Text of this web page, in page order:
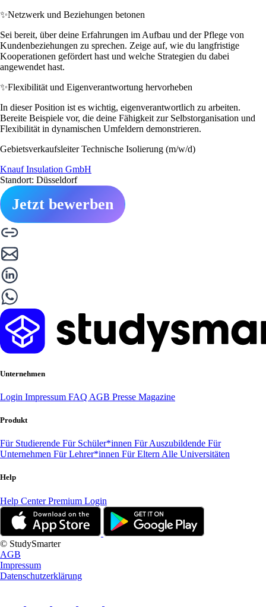
✨Netzwerk und Beziehungen betonen
Sei bereit, über deine Erfahrungen im Aufbau und der Pflege von
Kundenbeziehungen zu sprechen. Zeige auf, wie du langfristige
Kooperationen gefördert hast und welche Strategien du dabei
angewendet hast.
✨Flexibilität und Eigenverantwortung hervorheben
In dieser Position ist es wichtig, eigenverantwortlich zu arbeiten.
Bereite Beispiele vor, die deine Fähigkeit zur Selbstorganisation und
Flexibilität in dynamischen Umfeldern demonstrieren.
Gebietsverkaufsleiter Technische Isolierung (m/w/d)
Knauf Insulation GmbH
Standort: Düsseldorf
Jetzt bewerben
Unternehmen
Login Impressum FAQ AGB Presse Magazine
Produkt
Für Studierende Für Schüler*innen Für Auszubildende Für
Unternehmen Für Lehrer*innen Für Eltern Alle Universitäten
Help
Help CenterPremium Login
© StudySmarter
AGB
Impressum
Datenschutzerklärung